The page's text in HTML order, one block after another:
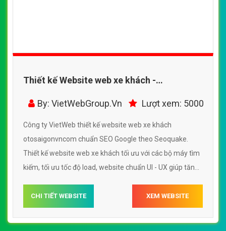
Thiết kế Website web xe khách -
otosaigonvncom
By: VietWebGroup.Vn Lượt xem: 5000
Công ty VietWeb thiết kế website web xe khách
otosaigonvncom chuẩn SEO Google theo Seoquake.
Thiết kế website web xe khách tối ưu với các bộ máy tìm
kiếm, tối ưu tốc độ load, website chuẩn UI - UX giúp tăng
otosaigonvncom
CHI TIẾT WEBSITE XEM WEBSITE